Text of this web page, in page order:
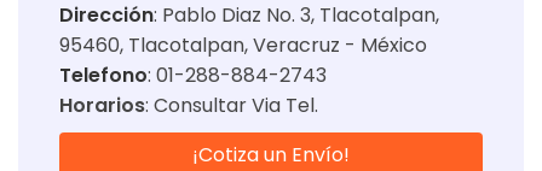
Dirección: Pablo Diaz No. 3, Tlacotalpan,
95460, Tlacotalpan, Veracruz - México
Telefono: 01-288-884-2743
Horarios: Consultar Via Tel.
¡Cotiza un Envío!